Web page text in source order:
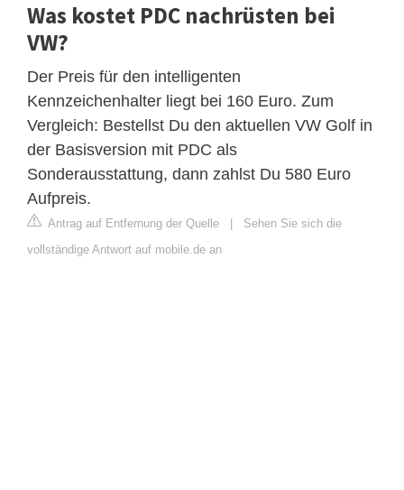
Was kostet PDC nachrüsten bei
VW?
Der Preis für den intelligenten
Kennzeichenhalter liegt bei 160 Euro. Zum
Vergleich: Bestellst Du den aktuellen VW Golf in
der Basisversion mit PDC als
Sonderausstattung, dann zahlst Du 580 Euro
Aufpreis.
Antrag auf Entfernung der Quelle
Sehen Sie sich die
vollständige Antwort auf mobile.de an